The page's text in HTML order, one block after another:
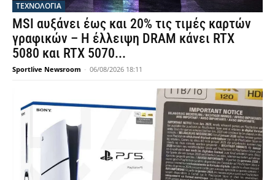
ΤΕΧΝΟΛΟΓΙΑ
MSI αυξάνει έως και 20% τις τιμές καρτών
γραφικών – Η έλλειψη DRAM κάνει RTX
5080 και RTX 5070...
Sportlive Newsroom - 06/08/2026 18:11